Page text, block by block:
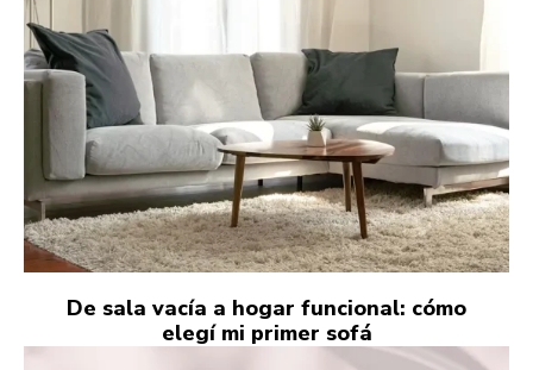
De sala vacía a hogar funcional: cómo
elegí mi primer sofá